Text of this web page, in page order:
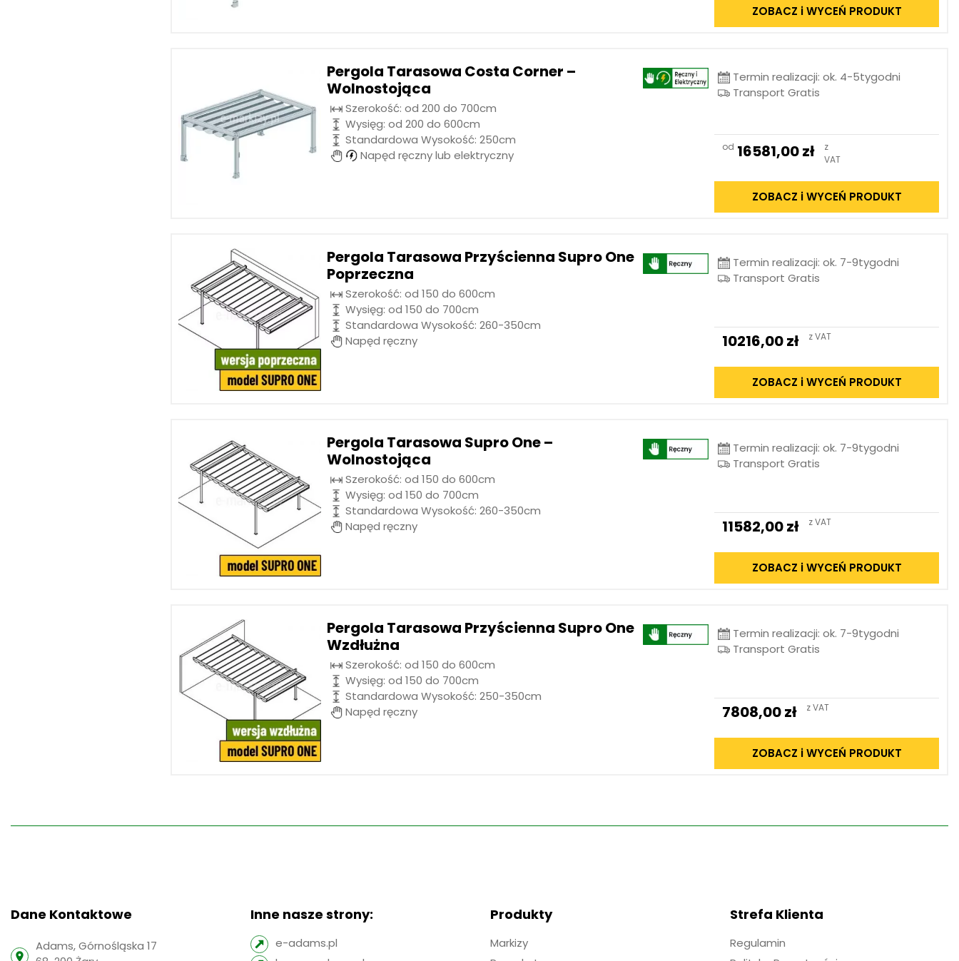
ZOBACZ i WYCEŃ PRODUKT
Pergola Tarasowa Costa Corner –
Wolnostojąca
Szerokość: od 200 do 700cm
Wysięg: od 200 do 600cm
Standardowa Wysokość: 250cm
Napęd ręczny lub elektryczny
Termin realizacji: ok. 4-5tygodni
Transport Gratis
od 16581,00zł
z
VAT
ZOBACZ i WYCEŃ PRODUKT
Pergola Tarasowa Przyścienna Supro One
Poprzeczna
Szerokość: od 150 do 600cm
Wysięg: od 150 do 700cm
Standardowa Wysokość: 260-350cm
Napęd ręczny
Termin realizacji: ok. 7-9tygodni
Transport Gratis
10216,00zł z VAT
ZOBACZ i WYCEŃ PRODUKT
Pergola Tarasowa Supro One –
Wolnostojąca
Szerokość: od 150 do 600cm
Wysięg: od 150 do 700cm
Standardowa Wysokość: 260-350cm
Napęd ręczny
Termin realizacji: ok. 7-9tygodni
Transport Gratis
11582,00zł z VAT
ZOBACZ i WYCEŃ PRODUKT
Pergola Tarasowa Przyścienna Supro One
Wzdłużna
Szerokość: od 150 do 600cm
Wysięg: od 150 do 700cm
Standardowa Wysokość: 250-350cm
Napęd ręczny
Termin realizacji: ok. 7-9tygodni
Transport Gratis
7808,00zł z VAT
ZOBACZ i WYCEŃ PRODUKT
Dane Kontaktowe
Adams, Górnośląska 17
Inne nasze strony:
e-adams.pl
Produkty
Markizy
Strefa Klienta
Regulamin